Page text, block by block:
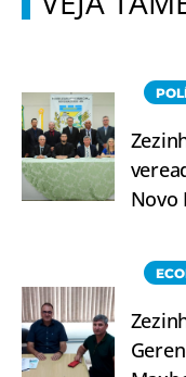
Novo